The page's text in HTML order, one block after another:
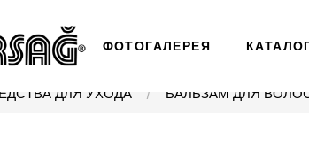
ФОТОГАЛЕРЕЯ
ДЛЯ УХОДА БАЛЬЗАМ ДЛЯ